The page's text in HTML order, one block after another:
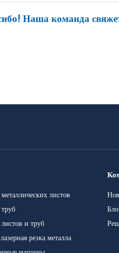
Наша команда
листов
и труб
резка металла